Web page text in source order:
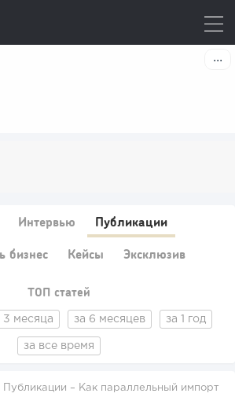
Интервью Публикации
бизнес Кейсы Эксклюзив
ТОП статей
3 месяца за 6 месяцев за 1 год
за все время
Публикации